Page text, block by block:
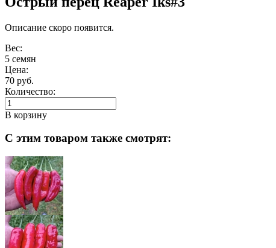
Описание скоро появится.
Вес:
5 семян
Цена:
70 руб.
Количество:
В корзину
С этим товаром также смотрят: